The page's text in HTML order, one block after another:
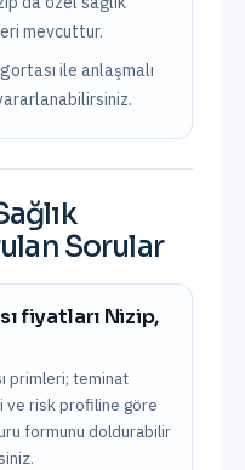
mevcuttur.
ile anlaşmalı
Sorular
fiyatları Nizip,
primleri; teminat
ve risk profiline göre
formunu doldurabilir